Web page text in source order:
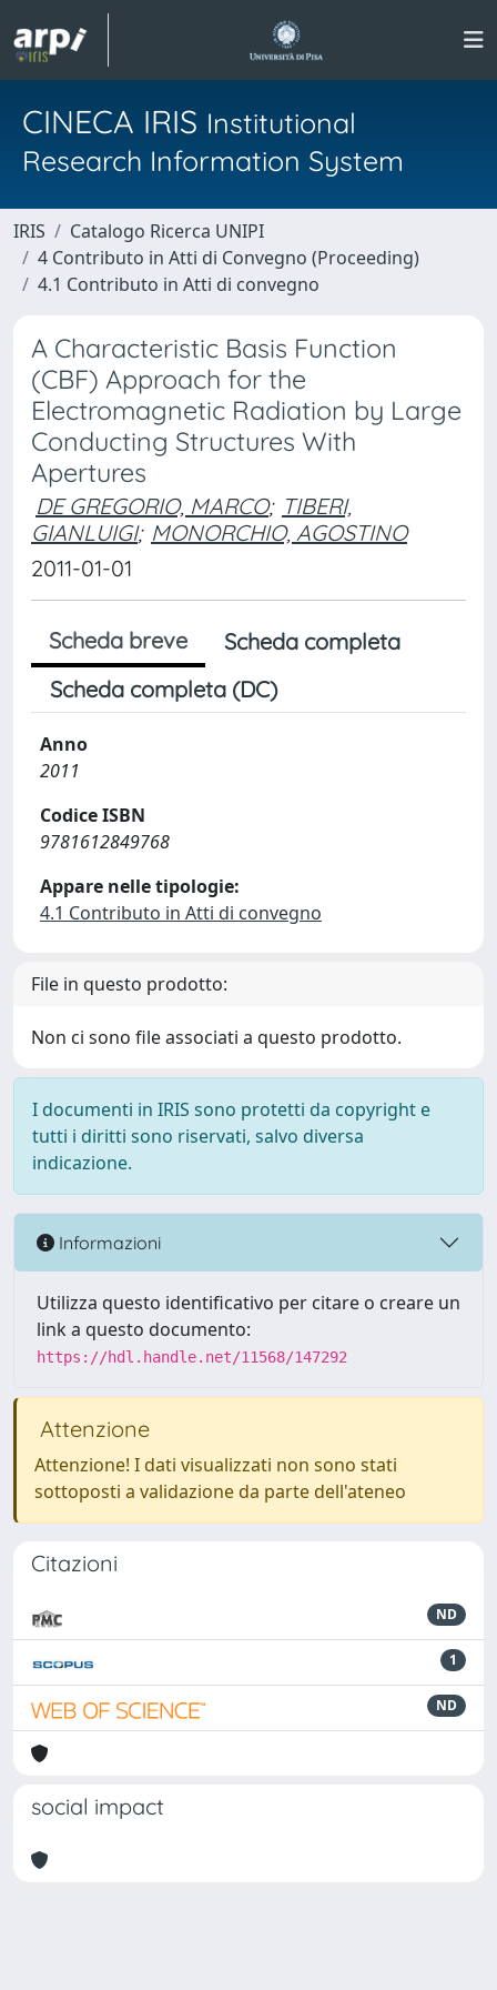
CINECA IRIS Institutional
Research Information System
IRIS
Catalogo Ricerca UNIPI
4 Contributo in Atti di Convegno (Proceeding)
4.1 Contributo in Atti di convegno
A Characteristic Basis Function
(CBF) Approach for the
Electromagnetic Radiation by Large
Conducting Structures With
Apertures
DE GREGORIO, MARCO; TIBERI,
GIANLUIGI; MONORCHIO, AGOSTINO
2011-01-01
Scheda breve
Scheda completa
Scheda completa (DC)
Anno
2011
Codice ISBN
9781612849768
Appare nelle tipologie:
4.1 Contributo in Atti di convegno
File in questo prodotto:
Non ci sono file associati a questo prodotto.
I documenti in IRIS sono protetti da copyright e
tutti i diritti sono riservati, salvo diversa
indicazione.
Informazioni
Utilizza questo identificativo per citare o creare un
link a questo documento:
https://hdl.handle.net/11568/147292
Attenzione
Attenzione! I dati visualizzati non sono stati
sottoposti a validazione da parte dell'ateneo
Citazioni
ND
1
ND
social impact